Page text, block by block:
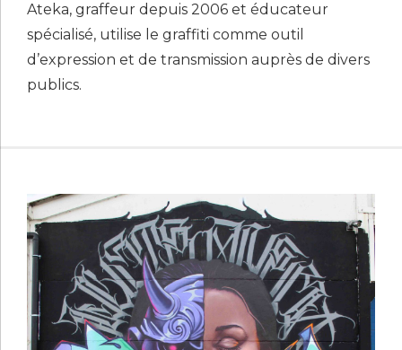
Ateka, graffeur depuis 2006 et éducateur
spécialisé, utilise le graffiti comme outil
d’expression et de transmission auprès de divers
publics.